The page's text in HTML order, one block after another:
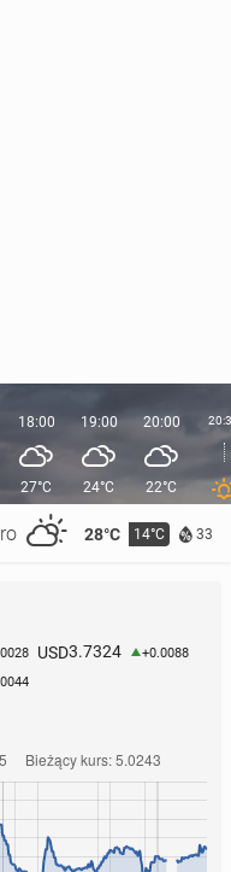
28°C 14°C 33
18:00
27°C
19:00
24°C
20:00
22°C
USD3.7324 +0.0088